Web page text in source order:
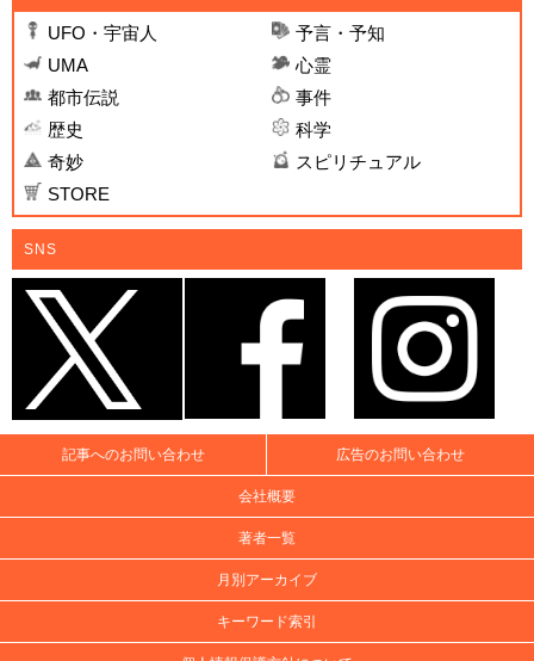
UFO・宇宙人
予言・予知
UMA
心霊
都市伝説
事件
歴史
科学
奇妙
スピリチュアル
STORE
SNS
記事へのお問い合わせ 広告のお問い合わせ
会社概要
著者一覧
月別アーカイブ
キーワード索引